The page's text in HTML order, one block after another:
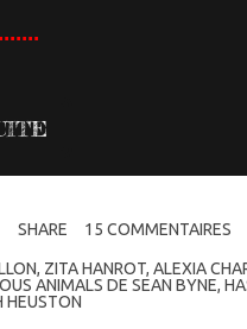
SHARE 15 COMMENTAIRES
, ZITA HANROT,ALEXIA
ANIMALS DE SEAN BYNE,
HEUSTON